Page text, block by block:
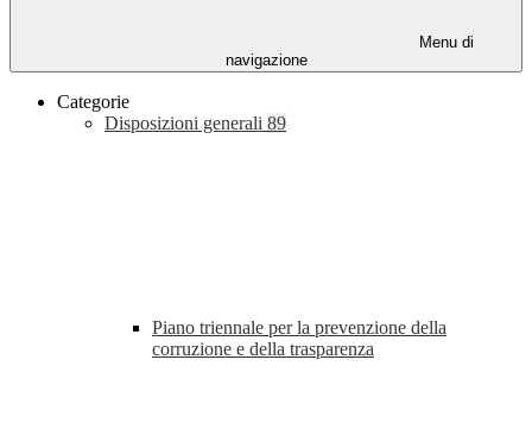
Menu di
navigazione
Categorie
Disposizioni generali 89
Piano triennale per la prevenzione della
corruzione e della trasparenza